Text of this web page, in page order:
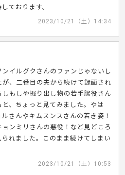
ております。
2023/10/21（土）14:34
イルグクさんのファンじゃないし
、二番目の夫から続けて録画され
もしや掘り出し物の若手脇役さん
、ちょっと見てみました。やは
さんやキムスンスさんの若き姿！
ンミリさんの悪役！など見どころ
れました。このまま続けてしまい
2023/10/21（土）10:53